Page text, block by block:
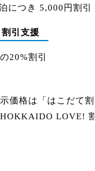
につき 5,000円割引
引支援
20%割引
価格は「はこだて割
LOVE!